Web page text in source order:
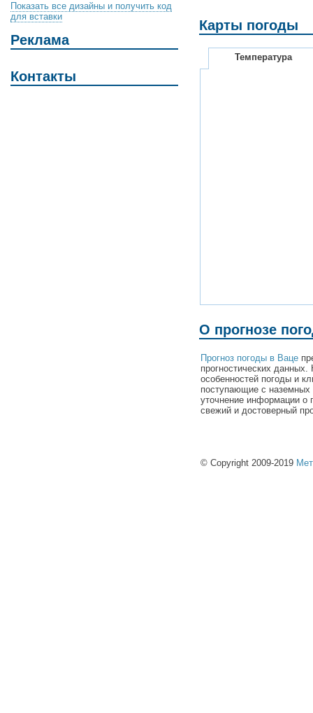
Показать все дизайны и получить код
для вставки
Реклама
Контакты
Карты погоды
Температура
О прогнозе
Прогноз погоды в Ваце
прогностических
особенностей погоды и
поступающие с
уточнение информации о
свежий и достоверный
© Copyright 2009-2019